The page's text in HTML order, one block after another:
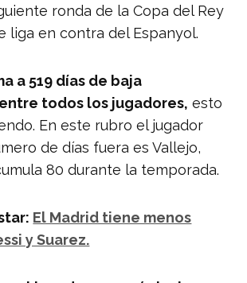
ronda de la Copa del Rey
liga en contra del Espanyol.
a 519 días de baja
todos los jugadores, esto
En este rubro el jugador
de días fuera es Vallejo,
80 durante la temporada.
El Madrid tiene menos
y Suarez.